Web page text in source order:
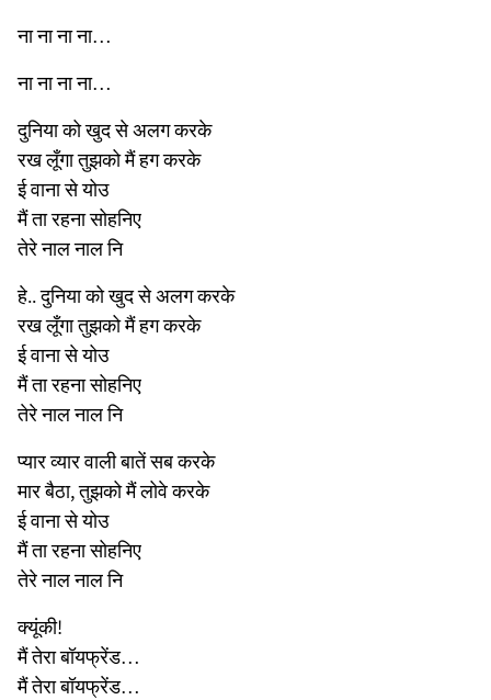
ना ना ना ना…
ना ना ना ना…
दुनिया को खुद से अलग करके
रख लूँगा तुझको मैं हग करके
ई वाना से योउ
मैं ता रहना सोहनिए
तेरे नाल नाल नि
हे.. दुनिया को खुद से अलग करके
रख लूँगा तुझको मैं हग करके
ई वाना से योउ
मैं ता रहना सोहनिए
तेरे नाल नाल नि
प्यार व्यार वाली बातें सब करके
मार बैठा, तुझको मैं लोवे करके
ई वाना से योउ
मैं ता रहना सोहनिए
तेरे नाल नाल नि
क्यूंकी!
मैं तेरा बॉयफ्रेंड…
मैं तेरा बॉयफ्रेंड…